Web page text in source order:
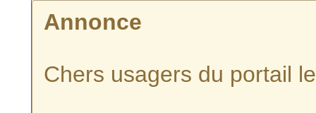
Annonce
Chers usagers du portail